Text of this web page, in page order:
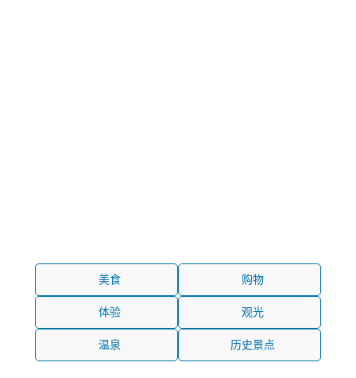
美食 购物
体验 观光
温泉 历史景点